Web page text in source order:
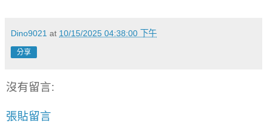
Dino9021 at 10/15/2025 04:38:00 下午
分享
沒有留言:
張貼留言